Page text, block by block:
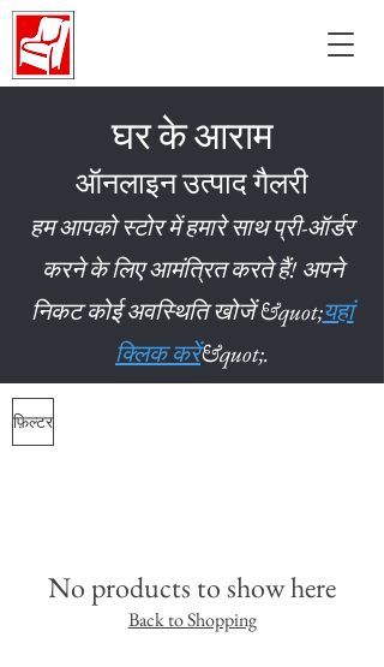
घर के आराम
ऑनलाइन उत्पाद गैलरी
हम आपको स्टोर में हमारे साथ प्री-ऑर्डर
करने के लिए आमंत्रित करते हैं! अपने
निकट कोई अवस्थिति खोजें &quot;यहां
क्लिक करें&quot;.
फ़िल्टर
No products to show here
Back to Shopping